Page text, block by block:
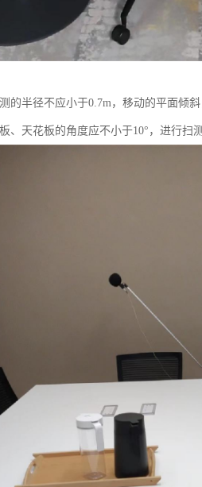
的半径不应小于0.7m，移动的平面倾
、天花板的角度应不小于10°，进行扫